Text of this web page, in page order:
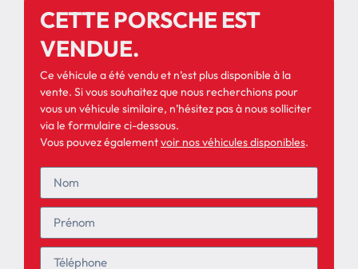
CETTE PORSCHE EST
VENDUE.
Ce véhicule a été vendu et n’est plus disponible à la
vente. Si vous souhaitez que nous recherchions pour
vous un véhicule similaire, n’hésitez pas à nous solliciter
via le formulaire ci-dessous.
Vous pouvez égalementvoir nos véhicules disponibles.